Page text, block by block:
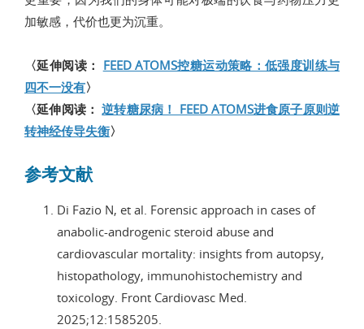
加敏感，代价也更为沉重。
〈延伸阅读： FEED ATOMS控糖运动策略：低强度训练与
四不一没有〉
〈延伸阅读：逆转糖尿病！ FEED ATOMS进食原子原则逆
转神经传导失衡〉
参考文献
Di Fazio N, et al. Forensic approach in cases of
anabolic-androgenic steroid abuse and
cardiovascular mortality: insights from autopsy,
histopathology, immunohistochemistry and
toxicology. Front Cardiovasc Med.
2025;12:1585205.